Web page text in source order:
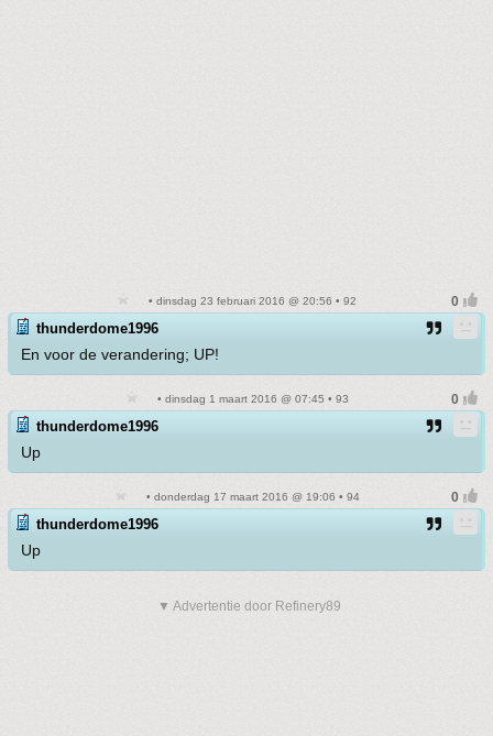
• dinsdag 23 februari 2016 @ 20:56 • 92
thunderdome1996
En voor de verandering; UP!
• dinsdag 1 maart 2016 @ 07:45 • 93
thunderdome1996
Up
• donderdag 17 maart 2016 @ 19:06 • 94
thunderdome1996
Up
▼ Advertentie door Refinery89